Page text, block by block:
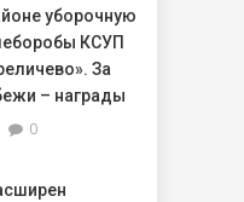
уборочную
КСУП
За
– награды
0